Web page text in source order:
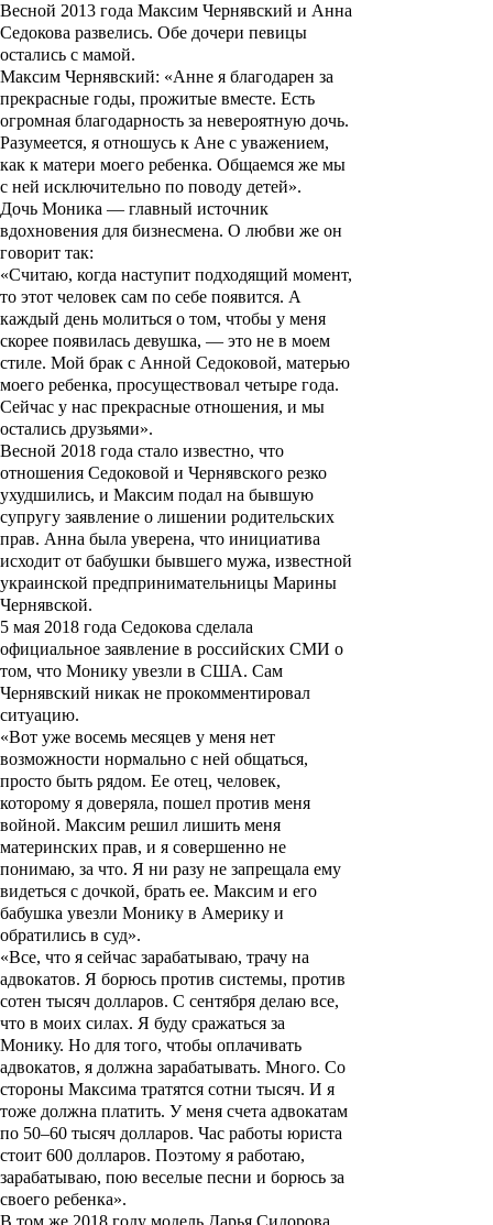
Весной 2013 года Максим Чернявский и Анна
Седокова развелись. Обе дочери певицы
остались с мамой.
Максим Чернявский: «Анне я благодарен за
прекрасные годы, прожитые вместе. Есть
огромная благодарность за невероятную дочь.
Разумеется, я отношусь к Ане с уважением,
как к матери моего ребенка. Общаемся же мы
с ней исключительно по поводу детей».
Дочь Моника — главный источник
вдохновения для бизнесмена. О любви же он
говорит так:
«Считаю, когда наступит подходящий момент,
то этот человек сам по себе появится. А
каждый день молиться о том, чтобы у меня
скорее появилась девушка, — это не в моем
стиле. Мой брак с Анной Седоковой, матерью
моего ребенка, просуществовал четыре года.
Сейчас у нас прекрасные отношения, и мы
остались друзьями».
Весной 2018 года стало известно, что
отношения Седоковой и Чернявского резко
ухудшились, и Максим подал на бывшую
супругу заявление о лишении родительских
прав. Анна была уверена, что инициатива
исходит от бабушки бывшего мужа, известной
украинской предпринимательницы Марины
Чернявской.
5 мая 2018 года Седокова сделала
официальное заявление в российских СМИ о
том, что Монику увезли в США. Сам
Чернявский никак не прокомментировал
ситуацию.
«Вот уже восемь месяцев у меня нет
возможности нормально с ней общаться,
просто быть рядом. Ее отец, человек,
которому я доверяла, пошел против меня
войной. Максим решил лишить меня
материнских прав, и я совершенно не
понимаю, за что. Я ни разу не запрещала ему
видеться с дочкой, брать ее. Максим и его
бабушка увезли Монику в Америку и
обратились в суд».
«Все, что я сейчас зарабатываю, трачу на
адвокатов. Я борюсь против системы, против
сотен тысяч долларов. С сентября делаю все,
что в моих силах. Я буду сражаться за
Монику. Но для того, чтобы оплачивать
адвокатов, я должна зарабатывать. Много. Со
стороны Максима тратятся сотни тысяч. И я
тоже должна платить. У меня счета адвокатам
по 50–60 тысяч долларов. Час работы юриста
стоит 600 долларов. Поэтому я работаю,
зарабатываю, пою веселые песни и борюсь за
своего ребенка».